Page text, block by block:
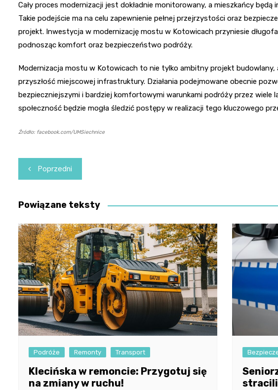
Cały proces modernizacji jest dokładnie monitorowany, a mieszkańcy
Takie podejście ma na celu zapewnienie pełnej przejrzystości oraz
projekt. Inwestycja w modernizację mostu w Kotowicach przyniesie
podnosząc komfort oraz bezpieczeństwo podróży.
Modernizacja mostu w Kotowicach to nie tylko ambitny projekt
przyszłość miejscowej infrastruktury. Działania podejmowane obecnie
bezpieczniejszymi i bardziej komfortowymi warunkami podróży przez wiele
społeczność będzie mogła śledzić postępy w realizacji tego kluczowego
Źródło: facebook.com/UMSiechnice
Nawigacja
wpisu
Poprzedni
Powiązane teksty
Podróże Remonty Transport
Klecińska w remoncie: Przygotuj się
na zmiany w ruchu!
stracili